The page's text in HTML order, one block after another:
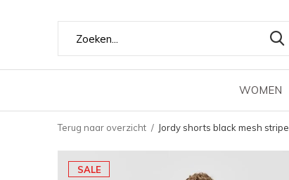
WOMEN
Terug naar overzicht Jordy shorts black mesh stripe
SALE